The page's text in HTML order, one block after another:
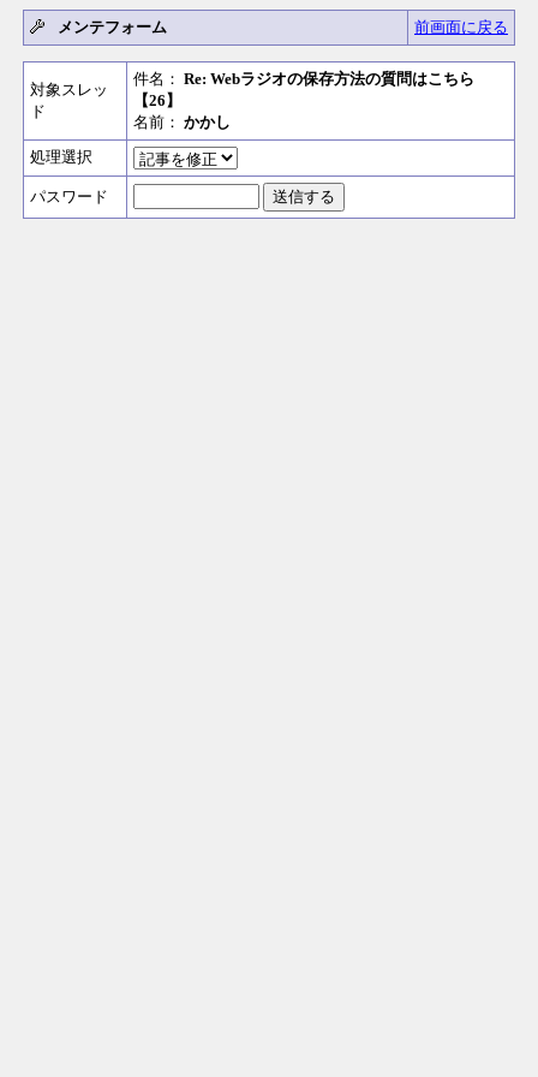
メンテフォーム 前画面に戻る
対象スレッ
ド
件名： Re: Webラジオの保存方法の質問はこちら
【26】
名前： かかし
処理選択
パスワード